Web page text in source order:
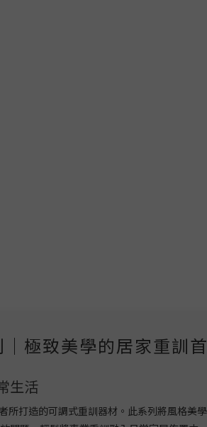
｜極致美學的居家重訓
生活
所打造的可調式重訓器材。此系列將風格